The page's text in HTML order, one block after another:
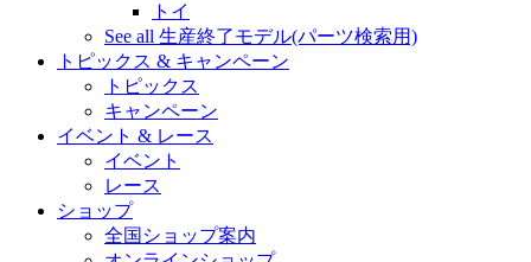
トイ
See all 生産終了モデル(パーツ検索用)
トピックス & キャンペーン
トピックス
キャンペーン
イベント & レース
イベント
レース
ショップ
全国ショップ案内